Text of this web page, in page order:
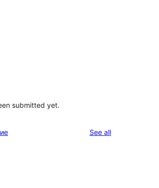
submitted yet.
See allreviews